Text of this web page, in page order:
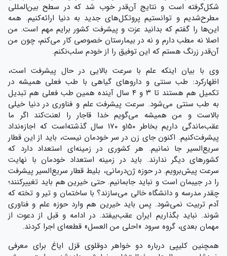
شکل‌گرفته است و نتایج آن‌قدر خوب شد که در سطح بین‌المللی
مطرح‌شدیم و توانستیم پروتکل‌های جدید به دنیا ارائه‌کنیم. همه
این‌ها را گفتم که بدانید عزت و پیشرفت کشور برایم مهم است. من
اصلا نه مطب دارم و نه در بیمارستان خصوصی کار می‌کنم، چون من
آن‌قدر زرنگ هستم که این توفیق را از خودم سلب‌نکنم.
وی با بیان اینکه علم با سرعت بالایی در حال پیشرفت است،
اظهارکرد: طب سنتی و داروهای گیاهی با طب فعلی همیشه در
تکمیل هم هستند تا ۳ و ۴ سال آینده همین طب فعلی هم تبدیل
به طب سنتی می‌شود. سرعت پیشرفت علم و فناوری در دنیا خیلی
بالاست و من همیشه می‌گویم خدا قاجار را لعنت‌کند اگر ما
عقب‌ماندگی داریم بخاطر ۱۵۰و ۱۷۰ سال گذشته‌است که اجازه‌نداد
پیشرفت‌کنیم. اکنون جای زن در سر خودمان نیست، باید از این قطار
سریع‌السیر جا نمانیم. هر کشوری در زمینه‌ای استعداد دارد که
کشورهای دیگر ندارند. باید در زمینه استعداد خودمان با نهایت
سرعت پیش‌برویم. در حوزه ژن‌درمانی، بلیط قطار سریع‌السیر پیشرفت
را در جیبمان است و نباید جا‌بمانیم. حتی خیرین هم باید تغییرکنند؛
چقدر مدرسه و دانشگاه خالی می‌سازند؟ با ساختمان و تیر و تخته که
آدم تربیت نمی‌شود. پس باید خیرین هم وارد حوزه علم و فناوری
شوند. نباید بگذاریم ایران عقب‌بیفتد. در ادامه و قبل از دعوت از
مهمان بعدی، گروه سرود «احلی من العسل» قطعه‌ای اجرا کردند.
همچنین کلیپی درباره دو خواهر دوقلوی قزل ایاغ برای معرفی